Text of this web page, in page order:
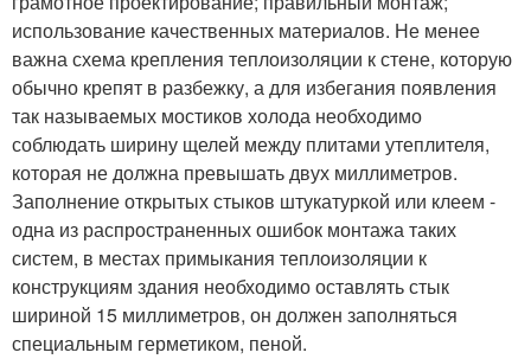
использование качественных материалов. Не менее
важна схема крепления теплоизоляции к стене, которую
обычно крепят в разбежку, а для избегания появления
так называемых мостиков холода необходимо
соблюдать ширину щелей между плитами утеплителя,
которая не должна превышать двух миллиметров.
Заполнение открытых стыков штукатуркой или клеем -
одна из распространенных ошибок монтажа таких
систем, в местах примыкания теплоизоляции к
конструкциям здания необходимо оставлять стык
шириной 15 миллиметров, он должен заполняться
специальным герметиком, пеной.